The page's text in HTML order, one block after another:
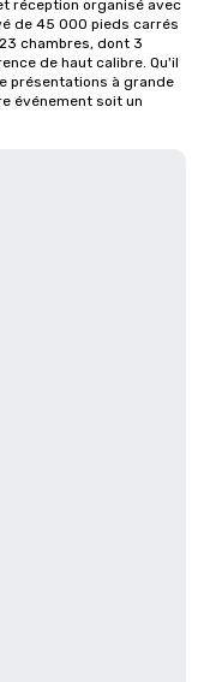
réception organisé avec
de 45 000 pieds carrés
chambres, dont 3
de haut calibre. Qu'il
présentations à grande
événement soit un